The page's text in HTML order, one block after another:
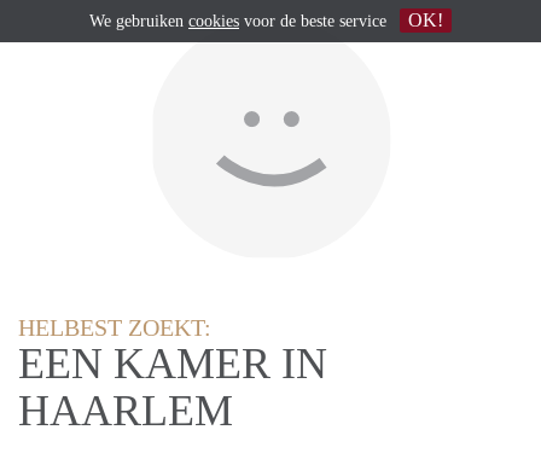
HELBEST ZOEKT:
EEN KAMER IN
HAARLEM
We gebruiken cookies voor de beste service OK!